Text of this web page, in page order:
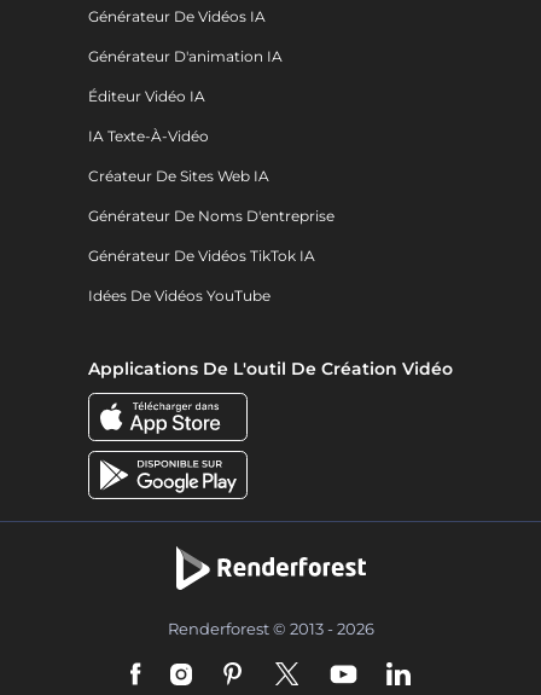
Générateur De Vidéos IA
Générateur D'animation IA
Éditeur Vidéo IA
IA Texte-À-Vidéo
Créateur De Sites Web IA
Générateur De Noms D'entreprise
Générateur De Vidéos TikTok IA
Idées De Vidéos YouTube
Applications De L'outil De Création Vidéo
Renderforest © 2013 - 2026